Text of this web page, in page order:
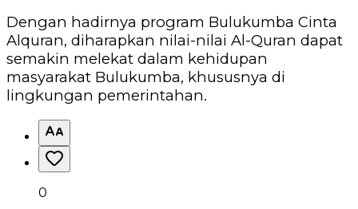
Dengan hadirnya program Bulukumba Cinta
Alquran, diharapkan nilai-nilai Al-Quran dapat
semakin melekat dalam kehidupan
masyarakat Bulukumba, khususnya di
lingkungan pemerintahan.
0